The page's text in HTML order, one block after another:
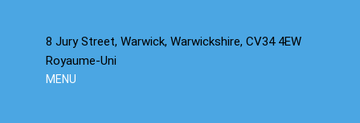
8 Jury Street, Warwick, Warwickshire, CV34 4EW
Royaume-Uni
MENU